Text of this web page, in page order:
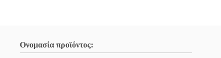
Ονομασία προϊόντος: